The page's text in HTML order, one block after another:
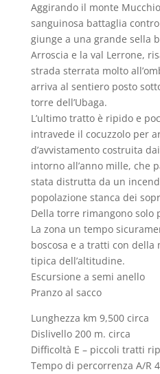
Aggirando il monte
sanguinosa battaglia
giunge a una grande sella
Arroscia e la val Lerrone,
strada sterrata molto
arriva al sentiero posto
torre dell’Ubaga.
L’ultimo tratto è ripido e
intravede il cocuzzolo per
d’avvistamento costruita
intorno all’anno mille, che
stata distrutta da un
popolazione stanca dei
Della torre rimangono solo
La zona un tempo
boscosa e a tratti con della
tipica dell’altitudine.
Escursione a semi anello
Pranzo al sacco
Lunghezza km 9,500 circa
Dislivello 200 m. circa
Difficoltà E – piccoli tratti
Tempo di percorrenza A/R